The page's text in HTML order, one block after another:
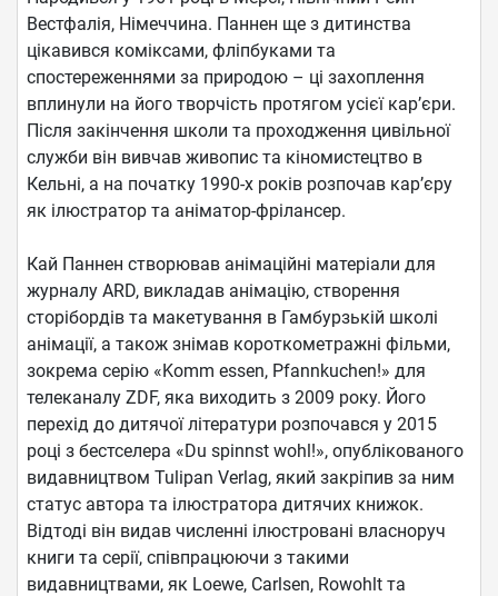
Вестфалія, Німеччина. Паннен ще з дитинства
цікавився коміксами, фліпбуками та
спостереженнями за природою – ці захоплення
вплинули на його творчість протягом усієї кар’єри.
Після закінчення школи та проходження цивільної
служби він вивчав живопис та кіномистецтво в
Кельні, а на початку 1990-х років розпочав кар’єру
як ілюстратор та аніматор-фрілансер.
Кай Паннен створював анімаційні матеріали для
журналу ARD, викладав анімацію, створення
сторібордів та макетування в Гамбурзькій школі
анімації, а також знімав короткометражні фільми,
зокрема серію «Komm essen, Pfannkuchen!» для
телеканалу ZDF, яка виходить з 2009 року. Його
перехід до дитячої літератури розпочався у 2015
році з бестселера «Du spinnst wohl!», опублікованого
видавництвом Tulipan Verlag, який закріпив за ним
статус автора та ілюстратора дитячих книжок.
Відтоді він видав численні ілюстровані власноруч
книги та серії, співпрацюючи з такими
видавництвами, як Loewe, Carlsen, Rowohlt та